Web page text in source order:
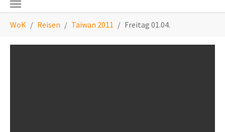
WoK Reisen Taiwan 2011 Freitag 01.04.